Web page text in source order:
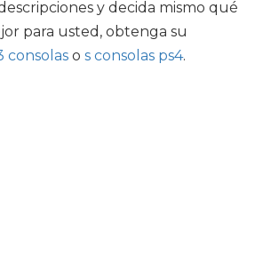
y decida mismo qué
para usted, obtenga su
consolas o s consolas ps4.